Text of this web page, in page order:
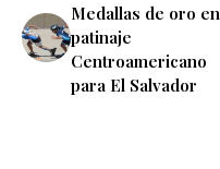
Medallas de oro en
patinaje
Centroamericano
para El Salvador